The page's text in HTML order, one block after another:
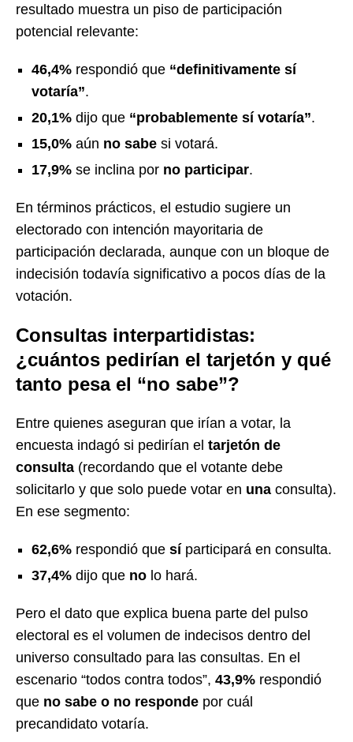
resultado muestra un piso de participación
potencial relevante:
46,4% respondió que “definitivamente sí
votaría”.
20,1% dijo que “probablemente sí votaría”.
15,0% aún no sabe si votará.
17,9% se inclina por no participar.
En términos prácticos, el estudio sugiere un
electorado con intención mayoritaria de
participación declarada, aunque con un bloque de
indecisión todavía significativo a pocos días de la
votación.
Consultas interpartidistas:
¿cuántos pedirían el tarjetón y qué
tanto pesa el “no sabe”?
Entre quienes aseguran que irían a votar, la
encuesta indagó si pedirían el tarjetón de
consulta (recordando que el votante debe
solicitarlo y que solo puede votar en una consulta).
En ese segmento:
62,6% respondió que síparticipará en consulta.
37,4% dijo que no lo hará.
Pero el dato que explica buena parte del pulso
electoral es el volumen de indecisos dentro del
universo consultado para las consultas. En el
escenario “todos contra todos”, 43,9% respondió
que no sabe o no responde por cuál
precandidato votaría.